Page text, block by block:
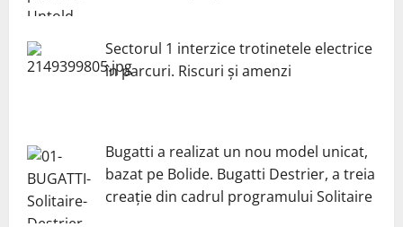
Sectorul 1 interzice trotinetele electrice
în parcuri. Riscuri și amenzi
Bugatti a realizat un nou model unicat,
bazat pe Bolide. Bugatti Destrier, a treia
creație din cadrul programului Solitaire